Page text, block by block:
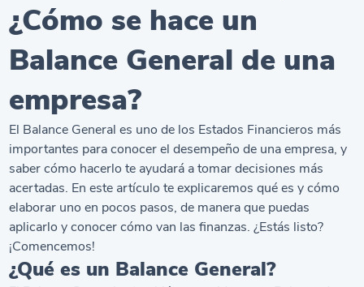
¿Cómo se hace un
Balance General de una
empresa?
El Balance General es uno de los Estados Financieros más
importantes para conocer el desempeño de una empresa, y
saber cómo hacerlo te ayudará a tomar decisiones más
acertadas. En este artículo te explicaremos qué es y cómo
elaborar uno en pocos pasos, de manera que puedas
aplicarlo y conocer cómo van las finanzas. ¿Estás listo?
¡Comencemos!
¿Qué es un Balance General?